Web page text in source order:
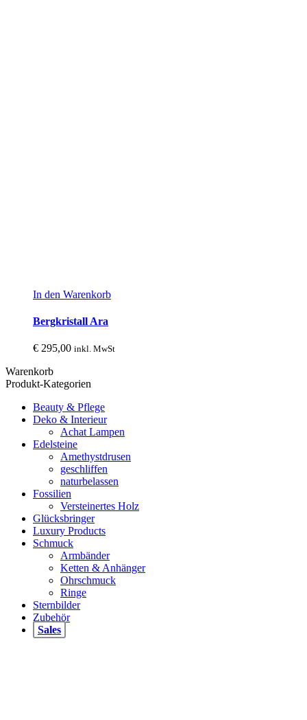
In den Warenkorb
Bergkristall Ara
€ 295,00 inkl. MwSt
Warenkorb
Produkt-Kategorien
Beauty & Pflege
Deko & Interieur
Achat Lampen
Edelsteine
Amethystdrusen
geschliffen
naturbelassen
Fossilien
Versteinertes Holz
Glücksbringer
Luxury Products
Schmuck
Armbänder
Ketten & Anhänger
Ohrschmuck
Ringe
Sternbilder
Zubehör
Sales